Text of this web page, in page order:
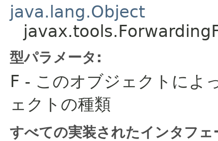
java.lang.Object
型パラメータ:
F - このオブジェクトによ
ェクトの種類
すべての実装されたインタフ